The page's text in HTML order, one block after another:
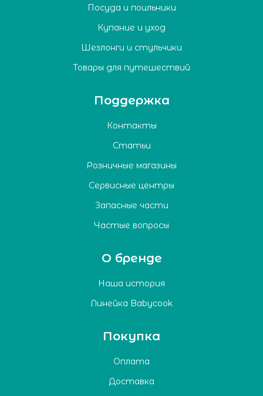
Посуда и поильники
Купание и уход
Шезлонги и стульчики
Товары для путешествий
Поддержка
Контакты
Статьи
Розничные магазины
Сервисные центры
Запасные части
Частые вопросы
О бренде
Наша история
Линейка Babycook
Покупка
Оплата
Доставка